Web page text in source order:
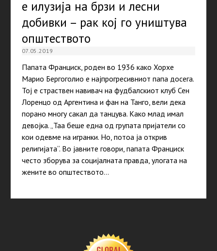
е илузија на брзи и лесни
добивки – рак кој го уништува
општеството
07.05.2019
Папата Франциск, роден во 1936 како Хорхе
Марио Бергоголио е најпрогресивниот папа досега.
Тој е страствен навивач на фудбалскиот клуб Сен
Лоренцо од Аргентина и фан на Танго, вели дека
порано многу сакал да танцува. Како млад имал
девојка. „Таа беше една од групата пријатели со
кои одевме на игранки. Но, потоа ја открив
религијата“. Во јавните говори, папата Франциск
често зборува за социјалната правда, улогата на
жените во општеството…